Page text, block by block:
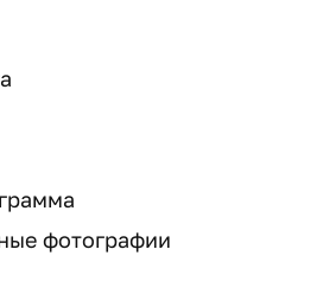
фотографии